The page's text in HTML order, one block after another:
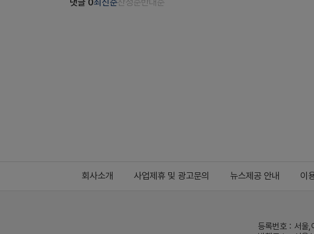
댓글 0최신순찬성순반대순
회사소개 사업제휴 및 광고문의 뉴스제공 안내 이
등록번호 : 서